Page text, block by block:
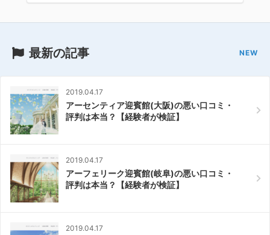
最新の記事
2019.04.17
アーセンティア迎賓館(大阪)の悪い口コミ・
評判は本当？【経験者が検証】
2019.04.17
アーフェリーク迎賓館(岐阜)の悪い口コミ・
評判は本当？【経験者が検証】
2019.04.17